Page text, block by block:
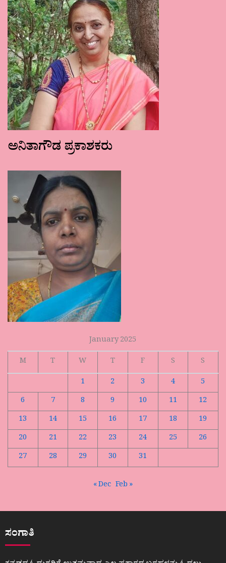
ಅನಿತಾಗೌಡ ಪ್ರಕಾಶಕರು
January 2025
M
T W T F S
S
1
2 3 4
5
6
7 8 9 10 11
12
13
14 15 16 17 18
19
20
21 22 23 24 25
26
27
28 29 30 31
« Dec Feb »
ಸಂಗಾತಿ